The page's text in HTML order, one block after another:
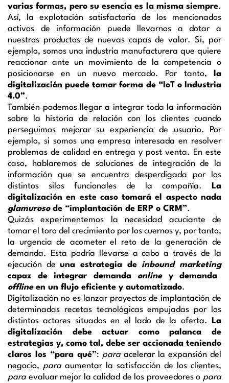
varias formas, pero su esencia es la misma siempre.
Así, la explotación satisfactoria de los mencionados
activos de información puede llevarnos a dotar a
nuestros productos de nuevas capas de valor. Si, por
ejemplo, somos una industria manufacturera que quiere
reaccionar ante un movimiento de la competencia o
posicionarse en un nuevo mercado. Por tanto,
la
digitalización puede tomar forma de “IoT o Industria
4.0”.
También podemos llegar a integrar toda la información
sobre la historia de relación con los clientes cuando
perseguimos mejorar su experiencia de usuario. Por
ejemplo, si somos una empresa interesada en resolver
problemas de calidad en entrega y post venta. En este
caso, hablaremos de soluciones de integración de la
información que se encuentra desperdigada por los
distintos silos funcionales de la compañía.
La
digitalización en este caso tomará el aspecto nada
glamurosode “implantación de ERP o CRM”.
Quizás experimentemos la necesidad acuciante de
tomar el toro del crecimiento por los cuernos y, por tanto,
la urgencia de acometer el reto de la generación de
demanda. Esta podría llevarse a cabo a través de la
ejecución deuna estrategia de inbound marketing
capaz de integrar demanda onliney demanda
offlineen un flujo eficiente y automatizado.
Digitalización no es lanzar proyectos de implantación de
determinadas recetas tecnológicas empujadas por los
distintos actores situados en el lado de la oferta.
La
digitalización debe actuar como palanca de
estrategias y, como tal, debe ser accionada teniendo
claros los “para qué”: para acelerar la expansión del
negocio, para aumentar la satisfacción de los clientes,
para evaluar mejor la calidad de los proveedores o para